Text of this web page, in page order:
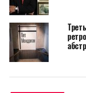
подлинник
Известно, что
совместного
Pigalle с Ill-
баскетбол,